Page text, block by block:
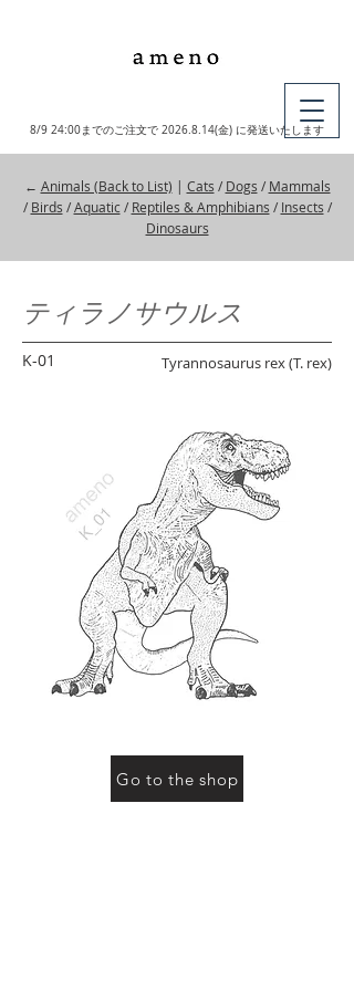
8/9 24:00までのご注文で 2026.8.14(金) に発送いたします
← Animals (Back to List) | Cats / Dogs / Mammals
/ Birds /Aquatic/ Reptiles & Amphibians / Insects /
Dinosaurs
ティラノサウルス
K-01 Tyrannosaurus rex (T. rex)
Go to the shop